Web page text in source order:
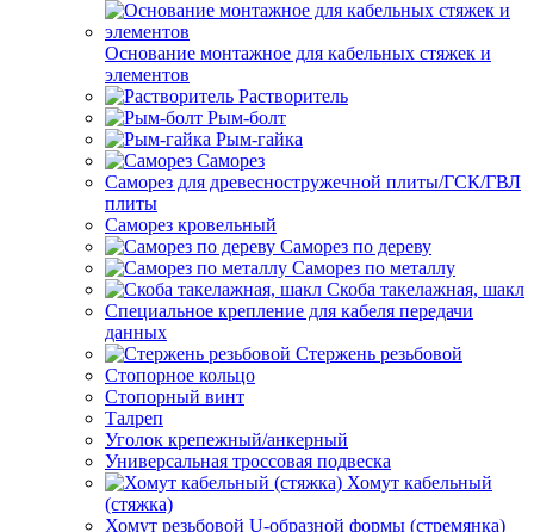
Основание монтажное для кабельных стяжек и
элементов
Растворитель
Рым-болт
Рым-гайка
Саморез
Саморез для древесностружечной плиты/ГСК/ГВЛ
плиты
Саморез кровельный
Саморез по дереву
Саморез по металлу
Скоба такелажная, шакл
Специальное крепление для кабеля передачи
данных
Стержень резьбовой
Стопорное кольцо
Стопорный винт
Талреп
Уголок крепежный/анкерный
Универсальная троссовая подвеска
Хомут кабельный
(стяжка)
Хомут резьбовой U-образной формы (стремянка)